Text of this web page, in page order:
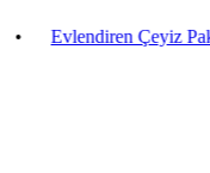
Evlendiren Çeyiz Paketleri